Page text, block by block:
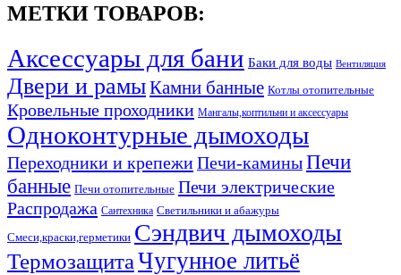
МЕТКИ ТОВАРОВ:
Аксессуары для бани Баки для воды Вентиляция
Двери и рамыКамни банные Котлы отопительные
Кровельные проходники Мангалы,коптильни и аксессуары
Одноконтурные дымоходы
Переходники и крепежиПечи-каминыПечи
банные Печи отопительные Печи электрические
Распродажа Сантехника Светильники и абажуры
Смеси,краски,герметики Сэндвич дымоходы
ТермозащитаЧугунное литьё